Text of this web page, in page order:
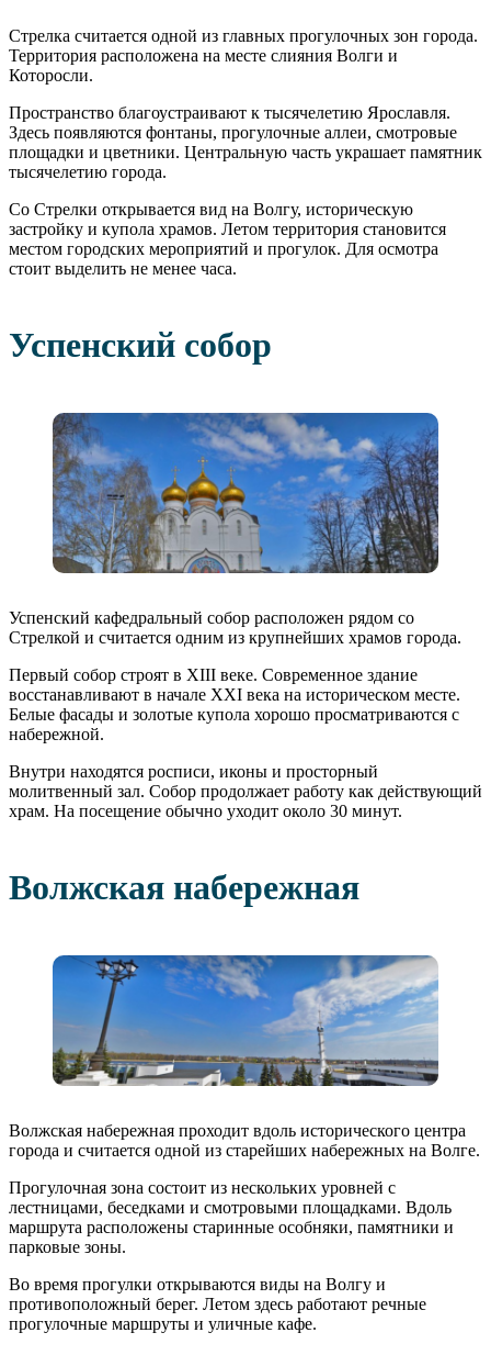
Стрелка считается одной из главных прогулочных зон города.
Территория расположена на месте слияния Волги и
Которосли.
Пространство благоустраивают к тысячелетию Ярославля.
Здесь появляются фонтаны, прогулочные аллеи, смотровые
площадки и цветники. Центральную часть украшает памятник
тысячелетию города.
Со Стрелки открывается вид на Волгу, историческую
застройку и купола храмов. Летом территория становится
местом городских мероприятий и прогулок. Для осмотра
стоит выделить не менее часа.
Успенский собор
Успенский кафедральный собор расположен рядом со
Стрелкой и считается одним из крупнейших храмов города.
Первый собор строят в XIII веке. Современное здание
восстанавливают в начале XXI века на историческом месте.
Белые фасады и золотые купола хорошо просматриваются с
набережной.
Внутри находятся росписи, иконы и просторный
молитвенный зал. Собор продолжает работу как действующий
храм. На посещение обычно уходит около 30 минут.
Волжская набережная
Волжская набережная проходит вдоль исторического центра
города и считается одной из старейших набережных на Волге.
Прогулочная зона состоит из нескольких уровней с
лестницами, беседками и смотровыми площадками. Вдоль
маршрута расположены старинные особняки, памятники и
парковые зоны.
Во время прогулки открываются виды на Волгу и
противоположный берег. Летом здесь работают речные
прогулочные маршруты и уличные кафе.